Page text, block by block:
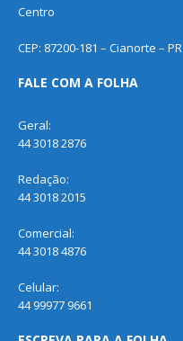
Centro
CEP: 87200-181 – Cianorte – PR
FALE COM A FOLHA
Geral:
44 3018 2876
Redação:
44 3018 2015
Comercial:
44 3018 4876
Celular:
44 99977 9661